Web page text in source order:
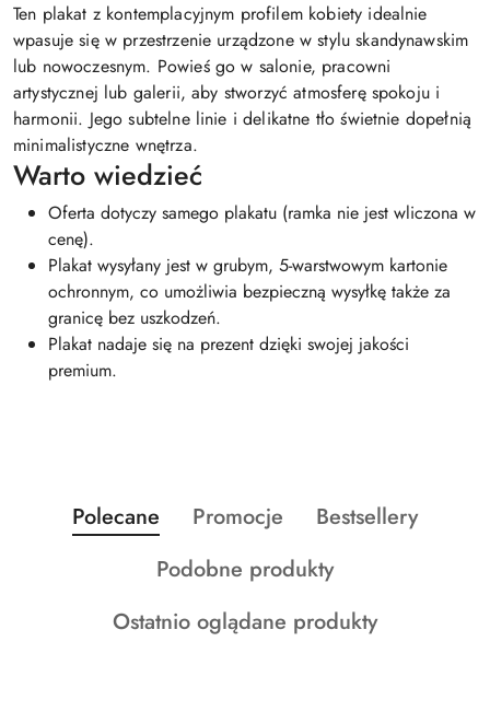
Ten plakat z kontemplacyjnym profilem kobiety idealnie
wpasuje się w przestrzenie urządzone w stylu skandynawskim
lub nowoczesnym. Powieś go w salonie, pracowni
artystycznej lub galerii, aby stworzyć atmosferę spokoju i
harmonii. Jego subtelne linie i delikatne tło świetnie dopełnią
minimalistyczne wnętrza.
Warto wiedzieć
Oferta dotyczy samego plakatu (ramka nie jest wliczona w
cenę).
Plakat wysyłany jest w grubym, 5-warstwowym kartonie
ochronnym, co umożliwia bezpieczną wysyłkę także za
granicę bez uszkodzeń.
Plakat nadaje się na prezent dzięki swojej jakości
premium.
Pomiń karuzelę produktów
Produkty
o
Polecane
Produkty
statusie:
Promocje
Produkty
statusie:
Bestsellery
Produkty
statusie:
Podobne produkty
Produkty
Ostatnio oglądane produkty